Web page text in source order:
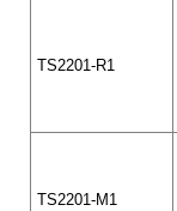
TS2201-R1
TS2201-M1